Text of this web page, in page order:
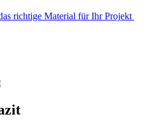
richtige Material für Ihr Projekt